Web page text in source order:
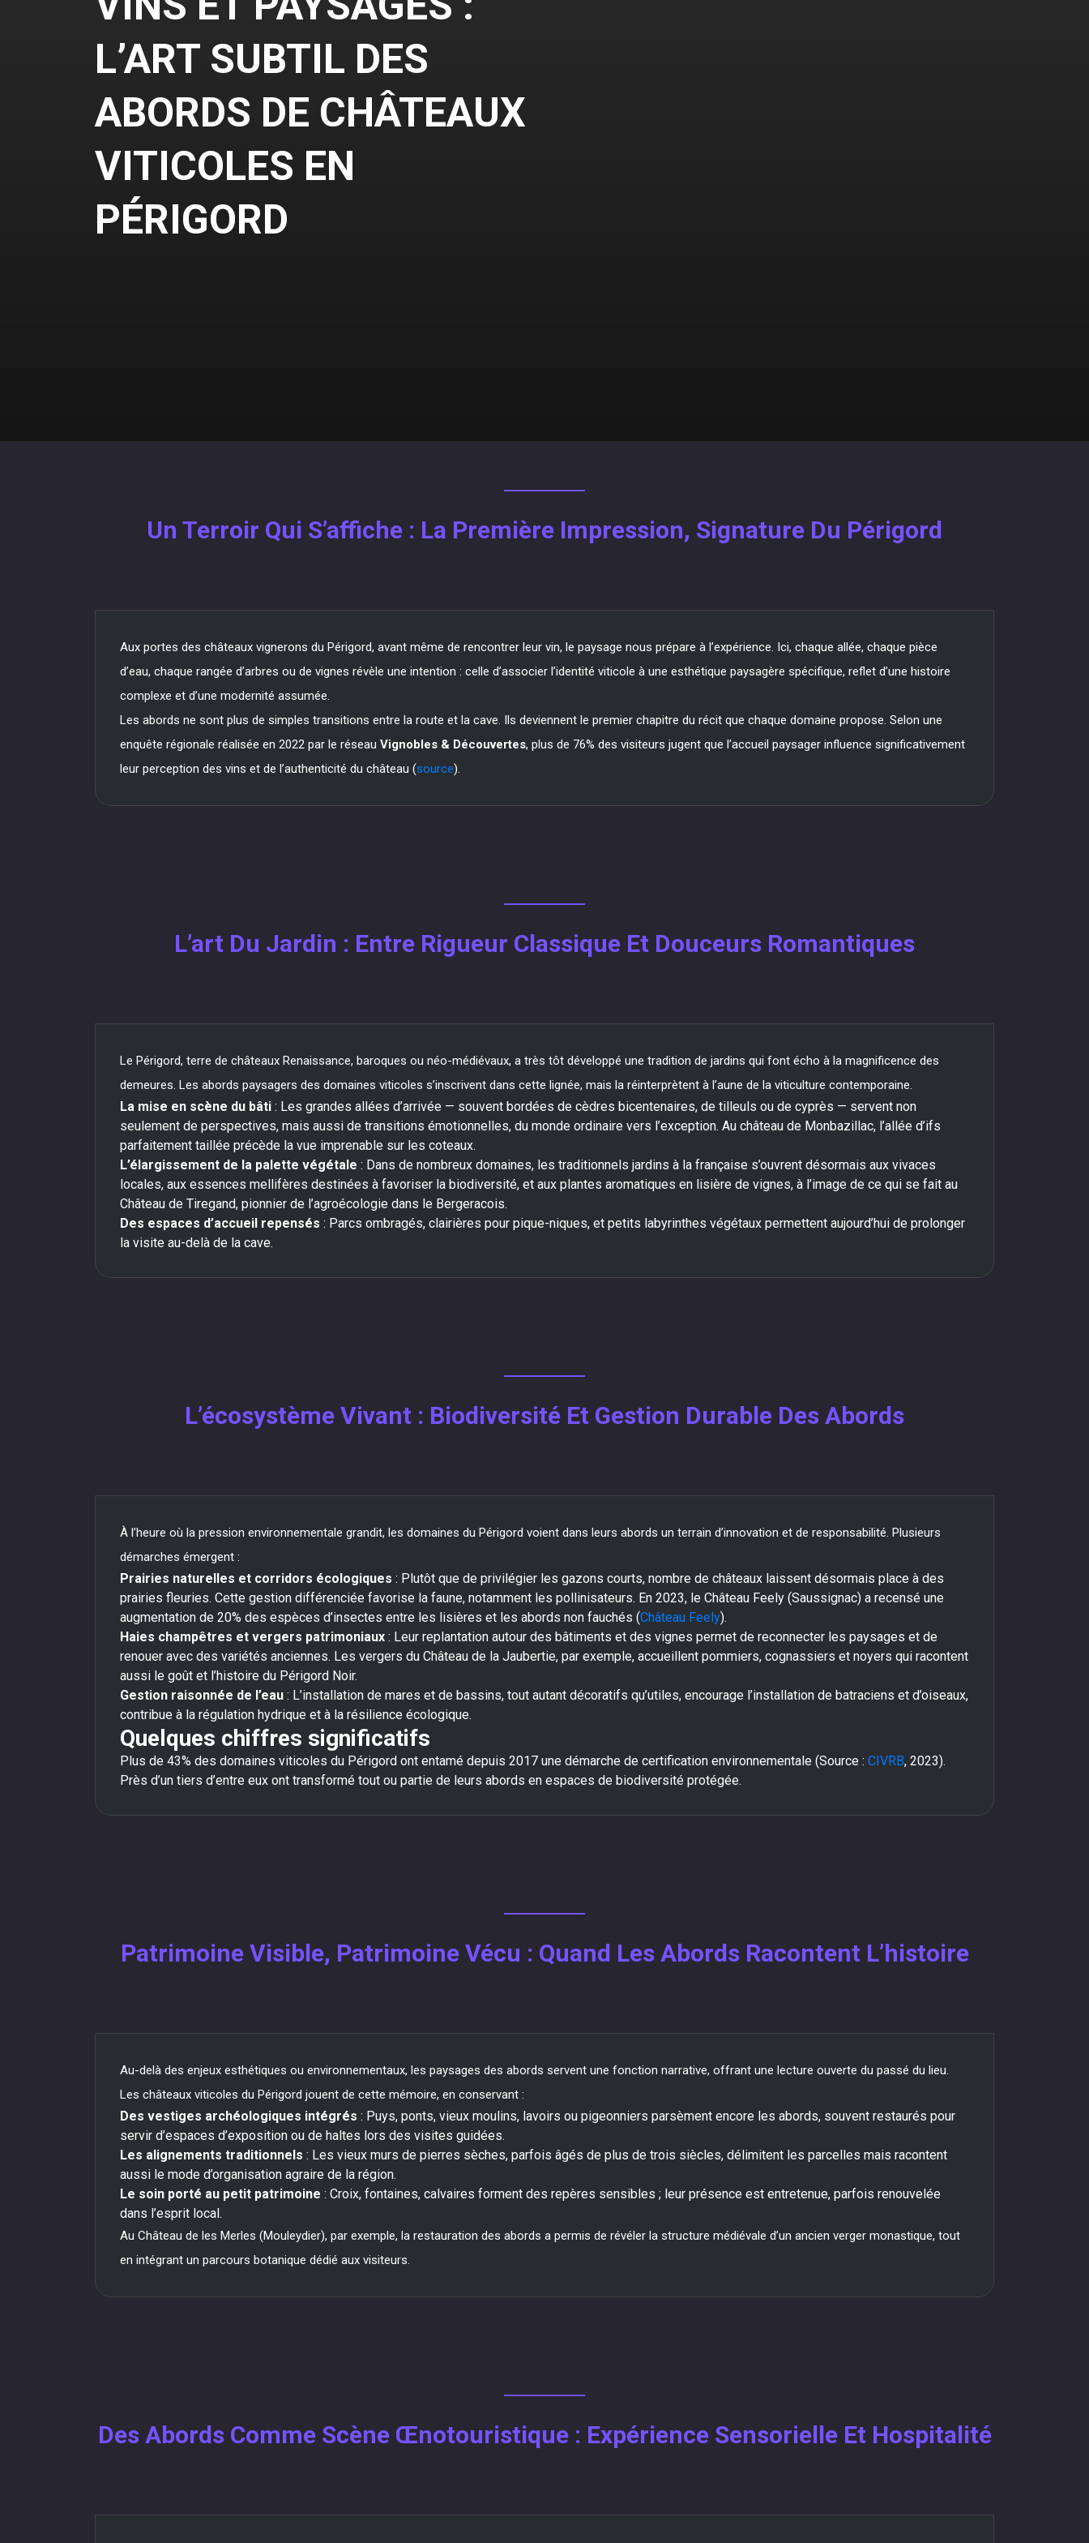
L’ART SUBTIL DES
ABORDS DE CHÂTEAUX
VITICOLES EN
PÉRIGORD
Un Terroir Qui S’affiche : La Première Impression, Signature Du Périgord
Aux portes des châteaux vignerons du Périgord, avant même de rencontrer leur vin, le paysage nous prépare à l’expérience. Ici, chaque allée, chaque pièce
d’eau, chaque rangée d’arbres ou de vignes révèle une intention : celle d’associer l’identité viticole à une esthétique paysagère spécifique, reflet d’une histoire
complexe et d’une modernité assumée.
Les abords ne sont plus de simples transitions entre la route et la cave. Ils deviennent le premier chapitre du récit que chaque domaine propose. Selon une
enquête régionale réalisée en 2022 par le réseau Vignobles & Découvertes, plus de 76% des visiteurs jugent que l’accueil paysager influence significativement
leur perception des vins et de l’authenticité du château (source).
L’art Du Jardin : Entre Rigueur Classique Et Douceurs Romantiques
Le Périgord, terre de châteaux Renaissance, baroques ou néo-médiévaux, a très tôt développé une tradition de jardins qui font écho à la magnificence des
demeures. Les abords paysagers des domaines viticoles s’inscrivent dans cette lignée, mais la réinterprètent à l’aune de la viticulture contemporaine.
La mise en scène du bâti : Les grandes allées d’arrivée — souvent bordées de cèdres bicentenaires, de tilleuls ou de cyprès — servent non
seulement de perspectives, mais aussi de transitions émotionnelles, du monde ordinaire vers l’exception. Au château de Monbazillac, l’allée d’ifs
parfaitement taillée précède la vue imprenable sur les coteaux.
L’élargissement de la palette végétale : Dans de nombreux domaines, les traditionnels jardins à la française s’ouvrent désormais aux vivaces
locales, aux essences mellifères destinées à favoriser la biodiversité, et aux plantes aromatiques en lisière de vignes, à l’image de ce qui se fait au
Château de Tiregand, pionnier de l’agroécologie dans le Bergeracois.
Des espaces d’accueil repensés : Parcs ombragés, clairières pour pique-niques, et petits labyrinthes végétaux permettent aujourd’hui de prolonger
la visite au-delà de la cave.
L’écosystème Vivant : Biodiversité Et Gestion Durable Des Abords
À l’heure où la pression environnementale grandit, les domaines du Périgord voient dans leurs abords un terrain d’innovation et de responsabilité. Plusieurs
démarches émergent :
Prairies naturelles et corridors écologiques : Plutôt que de privilégier les gazons courts, nombre de châteaux laissent désormais place à des
prairies fleuries. Cette gestion différenciée favorise la faune, notamment les pollinisateurs. En 2023, le Château Feely (Saussignac) a recensé une
augmentation de 20% des espèces d’insectes entre les lisières et les abords non fauchés (Château Feely).
Haies champêtres et vergers patrimoniaux : Leur replantation autour des bâtiments et des vignes permet de reconnecter les paysages et de
renouer avec des variétés anciennes. Les vergers du Château de la Jaubertie, par exemple, accueillent pommiers, cognassiers et noyers qui racontent
aussi le goût et l’histoire du Périgord Noir.
Gestion raisonnée de l’eau : L’installation de mares et de bassins, tout autant décoratifs qu’utiles, encourage l’installation de batraciens et d’oiseaux,
contribue à la régulation hydrique et à la résilience écologique.
Quelques chiffres significatifs
Plus de 43% des domaines viticoles du Périgord ont entamé depuis 2017 une démarche de certification environnementale (Source : CIVRB, 2023).
Près d’un tiers d’entre eux ont transformé tout ou partie de leurs abords en espaces de biodiversité protégée.
Patrimoine Visible, Patrimoine Vécu : Quand Les Abords Racontent L’histoire
Au-delà des enjeux esthétiques ou environnementaux, les paysages des abords servent une fonction narrative, offrant une lecture ouverte du passé du lieu.
Les châteaux viticoles du Périgord jouent de cette mémoire, en conservant :
Des vestiges archéologiques intégrés : Puys, ponts, vieux moulins, lavoirs ou pigeonniers parsèment encore les abords, souvent restaurés pour
servir d’espaces d’exposition ou de haltes lors des visites guidées.
Les alignements traditionnels : Les vieux murs de pierres sèches, parfois âgés de plus de trois siècles, délimitent les parcelles mais racontent
aussi le mode d’organisation agraire de la région.
Le soin porté au petit patrimoine : Croix, fontaines, calvaires forment des repères sensibles ; leur présence est entretenue, parfois renouvelée
dans l’esprit local.
Au Château de les Merles (Mouleydier), par exemple, la restauration des abords a permis de révéler la structure médiévale d’un ancien verger monastique, tout
en intégrant un parcours botanique dédié aux visiteurs.
Des Abords Comme Scène Œnotouristique : Expérience Sensorielle Et Hospitalité